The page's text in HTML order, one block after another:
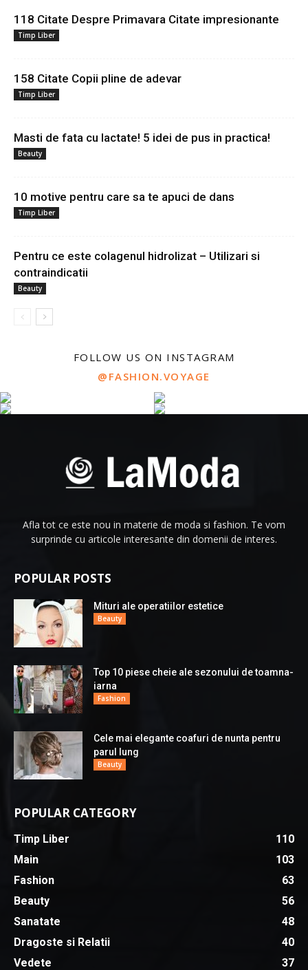
118 Citate Despre Primavara Citate impresionante
Timp Liber
158 Citate Copii pline de adevar
Timp Liber
Masti de fata cu lactate! 5 idei de pus in practica!
Beauty
10 motive pentru care sa te apuci de dans
Timp Liber
Pentru ce este colagenul hidrolizat – Utilizari si
contraindicatii
Beauty
FOLLOW US ON INSTAGRAM
@FASHION.VOYAGE
Afla tot ce este nou in materie de moda si fashion. Te vom
surprinde cu articole interesante din domenii de interes.
POPULAR POSTS
Mituri ale operatiilor estetice
Beauty
Top 10 piese cheie ale sezonului de toamna-
iarna
Fashion
Cele mai elegante coafuri de nunta pentru
parul lung
Beauty
POPULAR CATEGORY
Timp Liber
110
Main
103
Fashion
63
Beauty
56
Sanatate
48
Dragoste si Relatii
40
Vedete
37